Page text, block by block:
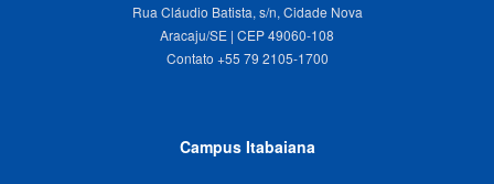
Rua Cláudio Batista, s/n, Cidade Nova
Aracaju/SE | CEP 49060-108
Campus Itabaiana